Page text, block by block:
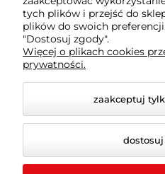
Informacje prawne
Dokumenty
tych plików i przejść do
plików do swoich
"Dostosuj zgody".
Więcej o plikach cookies
prywatności.
zaakceptuj